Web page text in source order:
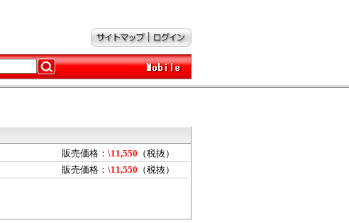
販売価格： \11,550 （税抜）
販売価格： \11,550 （税抜）